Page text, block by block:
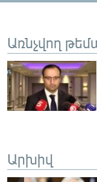
ԲԱՆԱՎԵՃ
ՁԳՏԵԼՈՎ
ՓՈԴՔԱՍԹ
English
Русский
Առնչվող
Արխիվ